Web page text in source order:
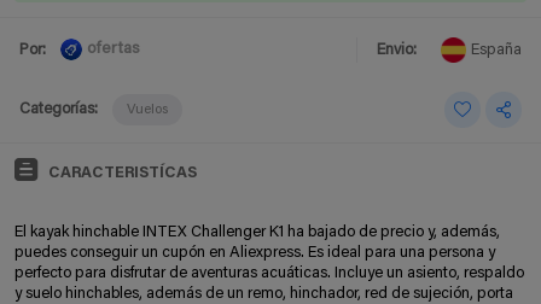
Por: ofertas Envio: España
Categorías: Vuelos
CARACTERISTÍCAS
El kayak hinchable INTEX Challenger K1 ha bajado de precio y, además,
puedes conseguir un cupón en Aliexpress. Es ideal para una persona y
perfecto para disfrutar de aventuras acuáticas. Incluye un asiento, respaldo
y suelo hinchables, además de un remo, hinchador, red de sujeción, porta